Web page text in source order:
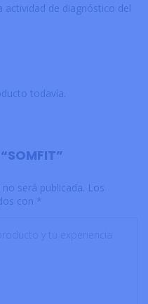
actividad de diagnóstico del
todavía.
será publicada. Los
con *